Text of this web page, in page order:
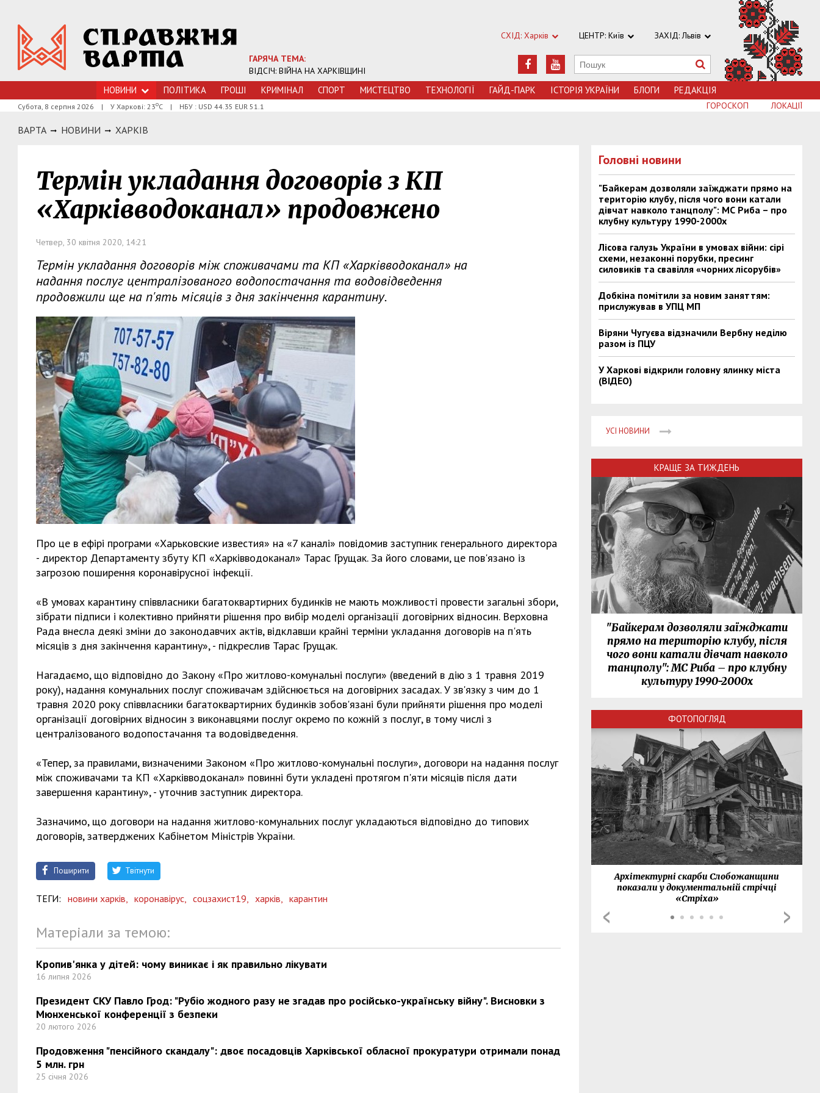
ГАРЯЧА ТЕМА:
ВІДСІЧ: ВІЙНА НА ХАРКІВЩИНІ
СХІД: Харків ЦЕНТР: Київ ЗАХІД: Львів
НОВИНИ ПОЛІТИКА ГРОШI КРИМIНАЛ СПОРТ МИСТЕЦТВО ТЕХНОЛОГIЇ ГАЙД-ПАРК ІСТОРІЯ УКРАЇНИ БЛОГИ РЕДАКЦІЯ
Субота, 8 серпня 2026 | У Харкові: 23оС | НБУ : USD 44.35 EUR 51.1 ЛОКАЦІЇ
ГОРОСКОП
ВАРТА НОВИНИ ХАРКIВ
Термін укладання договорів з КП
«Харківводоканал» продовжено
Четвер, 30 квітня 2020, 14:21
Термін укладання договорів між споживачами та КП «Харківводоканал» на
надання послуг централізованого водопостачання та водовідведення
продовжили ще на п'ять місяців з дня закінчення карантину.
Про це в ефірі програми «Харьковские известия» на «7 каналі» повідомив заступник генерального директора
- директор Департаменту збуту КП «Харківводоканал» Тарас Грущак. За його словами, це пов'язано із
загрозою поширення коронавірусної інфекції.
«В умовах карантину співвласники багатоквартирних будинків не мають можливості провести загальні збори,
зібрати підписи і колективно прийняти рішення про вибір моделі організації договірних відносин. Верховна
Рада внесла деякі зміни до законодавчих актів, відклавши крайні терміни укладання договорів на п'ять
місяців з дня закінчення карантину», - підкреслив Тарас Грущак.
Нагадаємо, що відповідно до Закону «Про житлово-комунальні послуги» (введений в дію з 1 травня 2019
року), надання комунальних послуг споживачам здійснюється на договірних засадах. У зв'язку з чим до 1
травня 2020 року співвласники багатоквартирних будинків зобов'язані були прийняти рішення про моделі
організації договірних відносин з виконавцями послуг окремо по кожній з послуг, в тому числі з
централізованого водопостачання та водовідведення.
«Тепер, за правилами, визначеними Законом «Про житлово-комунальні послуги», договори на надання послуг
між споживачами та КП «Харківводоканал» повинні бути укладені протягом п'яти місяців після дати
завершення карантину», - уточнив заступник директора.
Зазначимо, що договори на надання житлово-комунальних послуг укладаються відповідно до типових
договорів, затверджених Кабінетом Міністрів України.
Поширити Твітнути
ТЕГИ: новини харків, коронавірус, соцзахист19, харків, карантин
Матеріали за темою:
Кропив'янка у дітей: чому виникає і як правильно лікувати
16 липня 2026
Президент СКУ Павло Грод: "Рубіо жодного разу не згадав про російсько-українську війну". Висновки з
Мюнхенської конференції з безпеки
20 лютого 2026
Продовження "пенсійного скандалу": двоє посадовців Харківської обласної прокуратури отримали понад
5 млн. грн
25 січня 2026
Головні новини
"Байкерам дозволяли заїжджати прямо на
територію клубу, після чого вони катали
дівчат навколо танцполу": МС Риба – про
клубну культуру 1990-2000х
Лісова галузь України в умовах війни: сірі
схеми, незаконні порубки, пресинг
силовиків та свавілля «чорних лісорубів»
Добкіна помітили за новим заняттям:
прислужував в УПЦ МП
Віряни Чугуєва відзначили Вербну неділю
разом із ПЦУ
У Харкові відкрили головну ялинку міста
(ВІДЕО)
УСІ НОВИНИ
КРАЩЕ ЗА ТИЖДЕНЬ
"Байкерам дозволяли заїжджати
прямо на територію клубу, після
чого вони катали дівчат навколо
танцполу": МС Риба – про клубну
культуру 1990-2000х
ФОТОПОГЛЯД
Архітектурні скарби Слобожанщини
показали у документальній стрічці
«Стріха»